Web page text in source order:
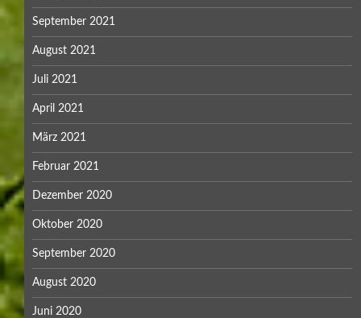
September 2021
August 2021
Juli 2021
April 2021
März 2021
Februar 2021
Dezember 2020
Oktober 2020
September 2020
August 2020
Juni 2020